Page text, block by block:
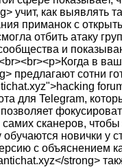
как выявлять
приманок с
отбить атаку
и
в
предлагают сотни
для Telegram,
сканеров,
новички у
с объяснением
strong>